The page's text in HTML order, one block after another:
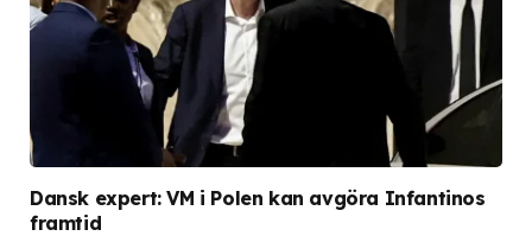
Dansk expert: VM i Polen kan avgöra Infantinos
framtid